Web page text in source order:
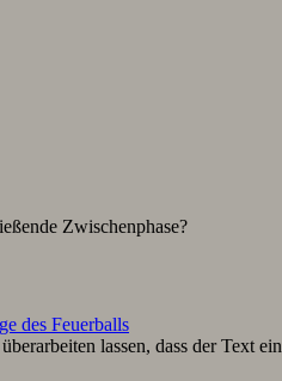
Zwischenphase?
des Feuerballs
lassen, dass der Text